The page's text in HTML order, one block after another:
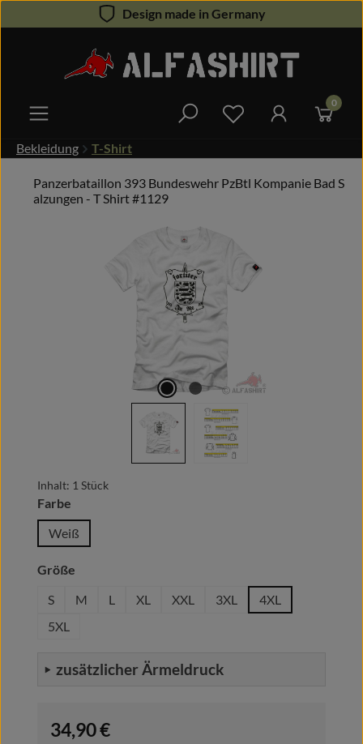
Zum Hauptinhalt springenDesign made in Germany
Du hast 0 0
Bekleidung T-Shirt
Panzerbataillon 393 Bundeswehr PzBtl Kompanie Bad S
alzungen - T Shirt #1129
Bildergalerie überspringen
Inhalt: 1 Stück
Farbe
Weiß
Größe
S
M L XL XXL 3XL
4XL
5XL
zusätzlicher Ärmeldruck
Regulärer Preis:
34,90 €